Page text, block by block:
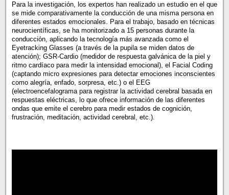
Para la investigación, los expertos han realizado un estudio en el que
se mide comparativamente la conducción de una misma persona en
diferentes estados emocionales. Para el trabajo, basado en técnicas
neurocientíficas, se ha monitorizado a 15 personas durante la
conducción, aplicando la tecnología más avanzada como el
Eyetracking Glasses (a través de la pupila se miden datos de
atención); GSR-Cardio (medidor de respuesta galvánica de la piel y
ritmo cardíaco para medir la intensidad emocional), el Facial Coding
(captando micro expresiones para detectar emociones inconscientes
como alegría, enfado, sorpresa, etc.) o el EEG
(electroencefalograma para registrar la actividad cerebral basada en
respuestas eléctricas, lo que ofrece información de las diferentes
ondas que emite el cerebro para medir estados de cognición,
frustración, meditación, actividad cerebral, etc.).